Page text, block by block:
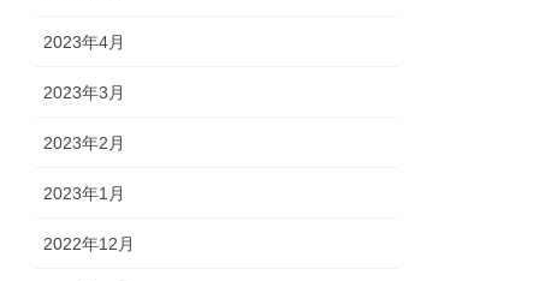
2023年4月
2023年3月
2023年2月
2023年1月
2022年12月